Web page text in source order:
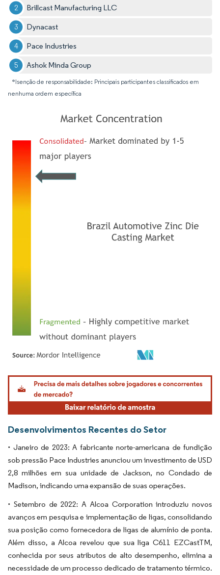
Brillcast Manufacturing LLC
Dynacast
Pace Industries
Ashok Minda Group
*Isenção de responsabilidade: Principais participantes classificados em
nenhuma ordem específica
Imagem © Mordor Intelligence. O reuso requer atribuição conforme CC BY 4.0.
Desenvolvimentos Recentes do Setor
• Janeiro de 2023: A fabricante norte-americana de fundição
sob pressão Pace Industries anunciou um investimento de USD
2,8 milhões em sua unidade de Jackson, no Condado de
Madison, indicando uma expansão de suas operações.
• Setembro de 2022: A Alcoa Corporation introduziu novos
avanços em pesquisa e implementação de ligas, consolidando
sua posição como fornecedora de ligas de alumínio de ponta.
Além disso, a Alcoa revelou que sua liga C611 EZCastTM,
conhecida por seus atributos de alto desempenho, elimina a
necessidade de um processo dedicado de tratamento térmico.